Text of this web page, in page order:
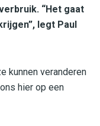
“Het gaat
legt Paul
kunnen veranderen
hier op een